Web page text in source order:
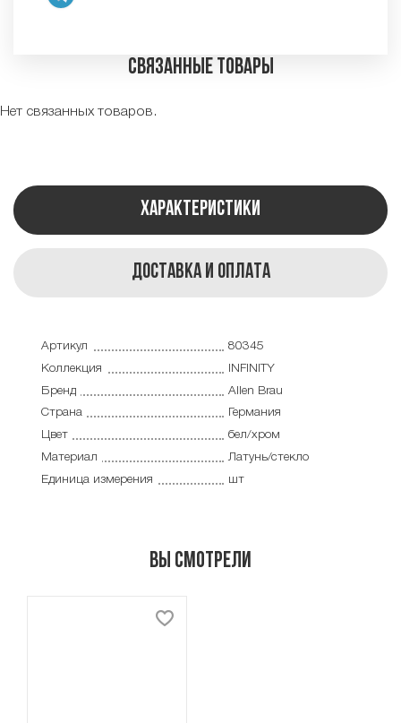
Связанные товары
Нет связанных товаров.
Характеристики
Доставка и оплата
Артикул
80345
Коллекция
INFINITY
Бренд
Allen Brau
Страна
Германия
Цвет
бел/хром
Материал
Латунь/стекло
Единица измерения
шт
Вы смотрели